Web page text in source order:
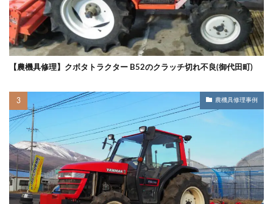
【農機具修理】クボタトラクター B52のクラッチ切れ不良(御代田町)
農機具修理事例